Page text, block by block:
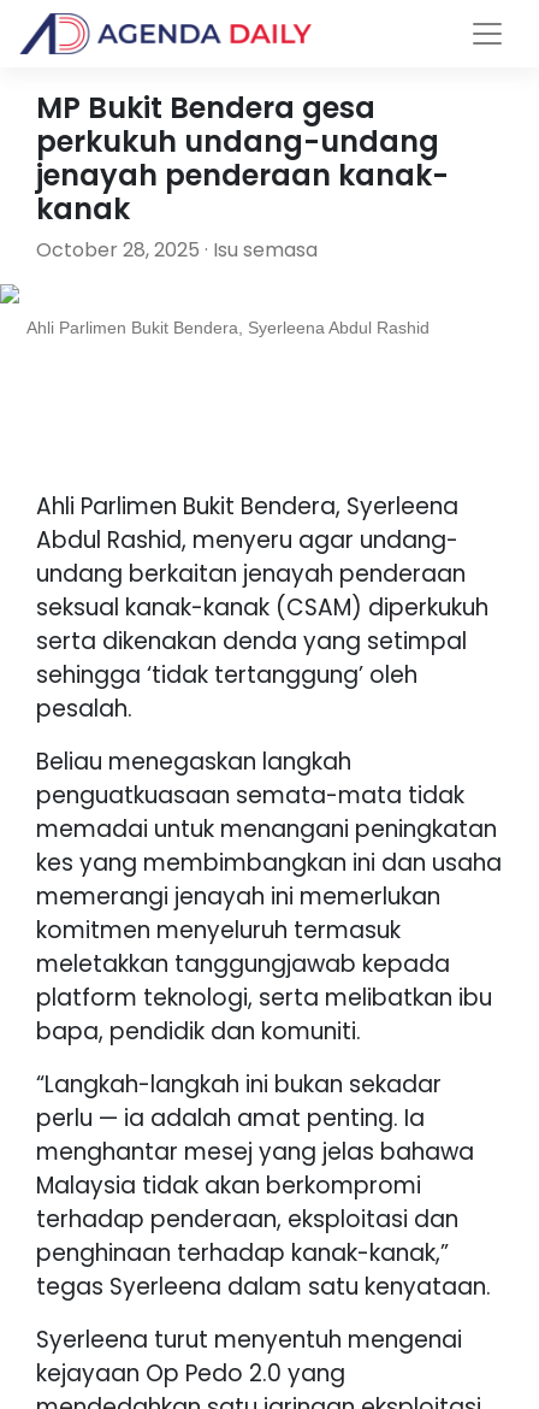
MP Bukit Bendera gesa
perkukuh undang-undang
jenayah penderaan kanak-
kanak
October 28, 2025 · Isu semasa
Ahli Parlimen Bukit Bendera, Syerleena Abdul Rashid
Ahli Parlimen Bukit Bendera, Syerleena
Abdul Rashid, menyeru agar undang-
undang berkaitan jenayah penderaan
seksual kanak-kanak (CSAM) diperkukuh
serta dikenakan denda yang setimpal
sehingga ‘tidak tertanggung’ oleh
pesalah.
Beliau menegaskan langkah
penguatkuasaan semata-mata tidak
memadai untuk menangani peningkatan
kes yang membimbangkan ini dan usaha
memerangi jenayah ini memerlukan
komitmen menyeluruh termasuk
meletakkan tanggungjawab kepada
platform teknologi, serta melibatkan ibu
bapa, pendidik dan komuniti.
“Langkah-langkah ini bukan sekadar
perlu — ia adalah amat penting. Ia
menghantar mesej yang jelas bahawa
Malaysia tidak akan berkompromi
terhadap penderaan, eksploitasi dan
penghinaan terhadap kanak-kanak,”
tegas Syerleena dalam satu kenyataan.
Syerleena turut menyentuh mengenai
kejayaan Op Pedo 2.0 yang